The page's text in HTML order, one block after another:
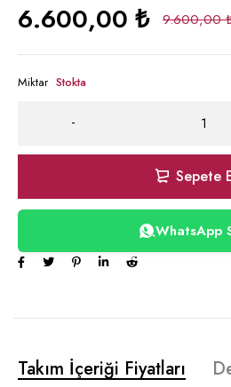
9.600,00
6.600,00 ₺
Miktar Stokta
Sepete
WhatsApp
Takım İçeriği Fiyatları